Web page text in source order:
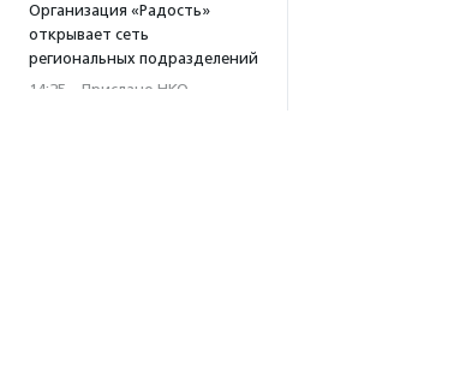
Организация «Радость»
открывает сеть
региональных подразделений
14:25
Прислано НКО